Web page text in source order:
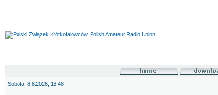
Sobota, 8.8.2026, 16:48